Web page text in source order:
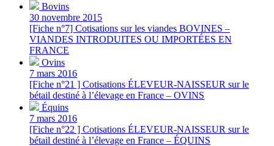
Bovins
30 novembre 2015
[Fiche n°7] Cotisations sur les viandes BOVINES –
VIANDES INTRODUITES OU IMPORTÉES EN
FRANCE
Ovins
7 mars 2016
[Fiche n°21 ] Cotisations ÉLEVEUR-NAISSEUR sur le
bétail destiné à l’élevage en France – OVINS
Équins
7 mars 2016
[Fiche n°22 ] Cotisations ÉLEVEUR-NAISSEUR sur le
bétail destiné à l’élevage en France – ÉQUINS